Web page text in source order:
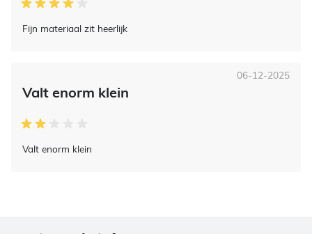
Fijn materiaal zit heerlijk
Valt enorm klein
Valt enorm klein
06-12-2025